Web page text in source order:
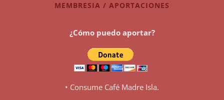
MEMBRESIA / APORTACIONES
¿Cómo puedo aportar?
• Consume Café Madre Isla.